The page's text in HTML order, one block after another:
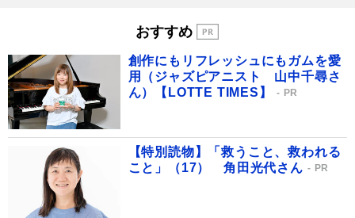
おすすめ
創作にもリフレッシュにもガムを愛
用（ジャズピアニスト 山中千尋さ
ん）【LOTTE TIMES】
PR
【特別読物】「救うこと、救われる
こと」（17） 角田光代さん
PR